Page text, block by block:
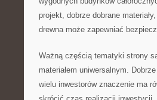
projekt, dobrze dobrane
drewna może zapewniać
Ważną częścią tematyki strony
materiałem uniwersalnym.
wielu inwestorów znaczenie ma